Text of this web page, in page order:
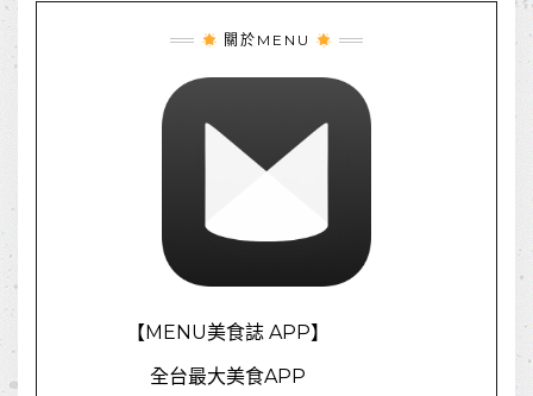
關於MENU
【MENU美食誌 APP】
全台最大美食APP